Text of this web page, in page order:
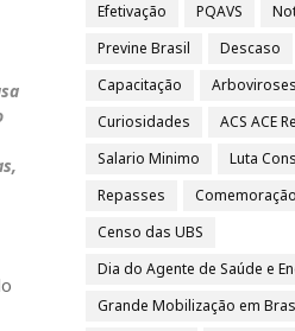
Efetivação
PQAVS
Previne Brasil
Descaso
Capacitação
Curiosidades
ACS ACE
Salario Minimo
Luta
Repasses
Comemoração
Censo das UBS
Dia do Agente de Saúde e
Grande Mobilização em